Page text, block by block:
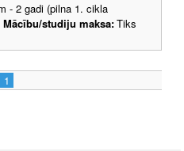
- 2 gadi (pilna 1. cikla
Mācību/studiju maksa:Tiks
1